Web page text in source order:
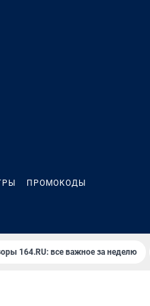
ПРОМОКОДЫ
164.RU: все важное за неделю